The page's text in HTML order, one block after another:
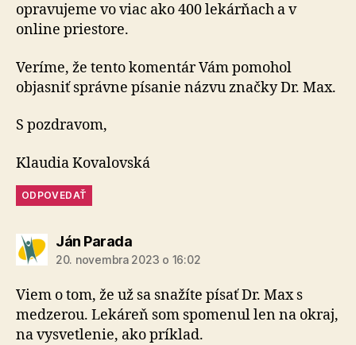
opravujeme vo viac ako 400 lekárňach a v
online priestore.
Veríme, že tento komentár Vám pomohol
objasniť správne písanie názvu značky Dr. Max.
S pozdravom,
Klaudia Kovalovská
ODPOVEDAŤ
Ján Paradahovorí:
20. novembra 2023 o 16:02
Viem o tom, že už sa snažíte písať Dr. Max s
medzerou. Lekáreň som spomenul len na okraj,
na vysvetlenie, ako príklad.